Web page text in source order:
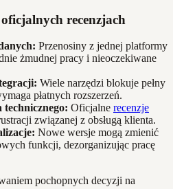
recenzjach
Przenosiny z jednej platformy
żmudnej pracy i nieoczekiwane
Wiele narzędzi blokuje pełny
płatnych rozszerzeń.
technicznego: Oficjalne recenzje
związanej z obsługą klienta.
Nowe wersje mogą zmienić
funkcji, dezorganizując pracę
pochopnych decyzji na